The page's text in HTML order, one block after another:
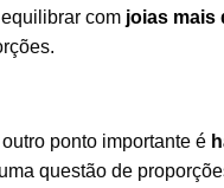
com joias mais
ponto importante é
questão de